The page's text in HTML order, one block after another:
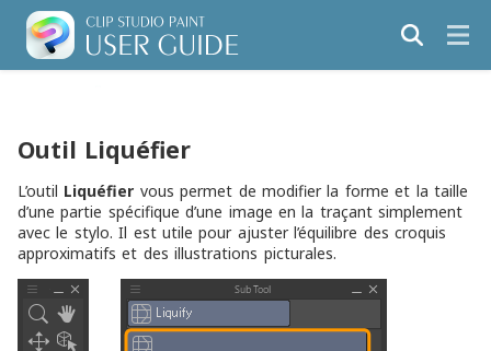
Outil Liquéfier
L’outil Liquéfier vous permet de modifier la forme et la taille
d’une partie spécifique d’une image en la traçant simplement
avec le stylo. Il est utile pour ajuster l’équilibre des croquis
approximatifs et des illustrations picturales.